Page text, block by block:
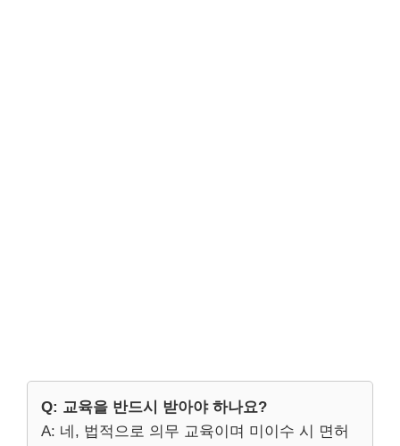
Q: 교육을 반드시 받아야 하나요?
A: 네, 법적으로 의무 교육이며 미이수 시 면허